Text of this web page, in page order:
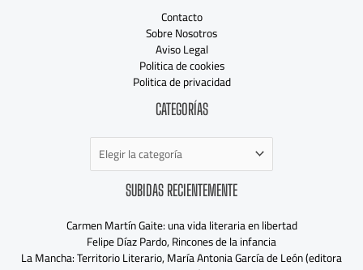
Contacto
Sobre Nosotros
Aviso Legal
Politica de cookies
Politica de privacidad
CATEGORÍAS
SUBIDAS RECIENTEMENTE
Carmen Martín Gaite: una vida literaria en libertad
Felipe Díaz Pardo, Rincones de la infancia
La Mancha: Territorio Literario, María Antonia García de León (editora